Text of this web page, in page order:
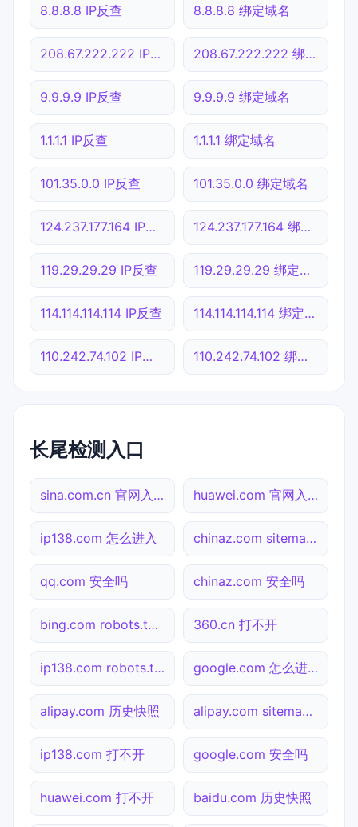
8.8.8.8 IP反查 8.8.8.8 绑定域名
208.67.222.222 IP反查 208.67.222.222 绑定域名
9.9.9.9 IP反查 9.9.9.9 绑定域名
1.1.1.1 IP反查 1.1.1.1 绑定域名
101.35.0.0 IP反查 101.35.0.0 绑定域名
124.237.177.164 IP反查 124.237.177.164 绑定域名
119.29.29.29 IP反查 119.29.29.29 绑定域名
114.114.114.114 IP反查 114.114.114.114 绑定域名
110.242.74.102 IP反查 110.242.74.102 绑定域名
长尾检测入口
sina.com.cn 官网入口 huawei.com 官网入口
ip138.com 怎么进入 chinaz.com sitemap.xml检测
qq.com 安全吗 chinaz.com 安全吗
bing.com robots.txt检测 360.cn 打不开
ip138.com robots.txt检测 google.com 怎么进入
alipay.com 历史快照 alipay.com sitemap.xml检测
ip138.com 打不开 google.com 安全吗
huawei.com 打不开 baidu.com 历史快照